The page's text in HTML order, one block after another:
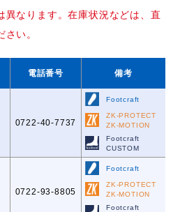
異なります。在庫状況などは、直
い。
電話番号 備考
0722-40-7737
Footcraft
ZK-PROTECT
ZK-MOTION
Footcraft
CUSTOM
0722-93-8805
Footcraft
ZK-PROTECT
ZK-MOTION
Footcraft